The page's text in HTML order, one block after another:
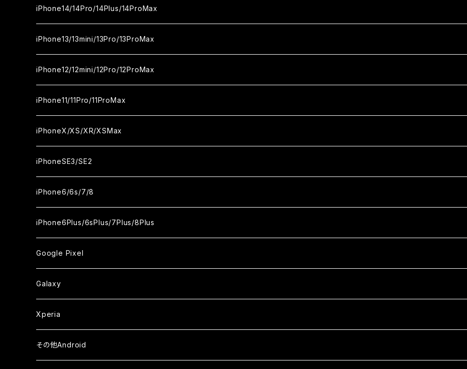
セラミックフィルム
カメラ用フィルム
ガラスフィルム
セラミックフィルム
iPhone16Pro
ガラスフィルム
セラミックフィルム
iPhone16Plus
ガラスフィルム
セラミックフィルム
iPhone16ProMax
ガラスフィルム
セラミックフィルム
iPhone15
ガラスフィルム
セラミックフィルム
iPhone15Pro
ガラスフィルム
セラミックフィルム
iPhone15Plus
ガラスフィルム
セラミックフィルム
iPhone15ProMax
ガラスフィルム
セラミックフィルム
iPhone14/14Pro/14Plus/14ProMax
iPhone14
ガラスフィルム
セラミックフィルム
iPhone14Pro
ガラスフィルム
セラミックフィルム
iPhone14Plus
ガラスフィルム
セラミックフィルム
iPhone14ProMax
ガラスフィルム
セラミックフィルム
iPhone13/13mini/13Pro/13ProMax
iPhone13/13Pro
ガラスフィルム
セラミックフィルム
iPhone13mini
ガラスフィルム
セラミックフィルム
iPhone13ProMax
ガラスフィルム
セラミックフィルム
iPhone12/12mini/12Pro/12ProMax
iPhone12/12Pro
ガラスフィルム
セラミックフィルム
iPhone12mini
ガラスフィルム
セラミックフィルム
iPhone12ProMax
ガラスフィルム
セラミックフィルム
iPhone11/11Pro/11ProMax
iPhone11
ガラスフィルム
セラミックフィルム
iPhone11Pro
ガラスフィルム
セラミックフィルム
iPhone11Pro Max
ガラスフィルム
セラミックフィルム
iPhoneX/XS/XR/XSMax
iPhoneX
ガラスフィルム
セラミックフィルム
iPhoneXS
ガラスフィルム
セラミックフィルム
iPhoneXR
ガラスフィルム
セラミックフィルム
iPhoneXSMax
ガラスフィルム
セラミックフィルム
iPhoneSE3/SE2
iPhoneSE3
ガラスフィルム
ケース
iPhoneSE2
ガラスフィルム
ケース
iPhone6/6s/7/8
iPhone8
ガラスフィルム
セラミックフィルム
iPhone7
ガラスフィルム
セラミックフィルム
iPhone6s
ガラスフィルム
ケース・カバー
iPhone6
ガラスフィルム
iPhone6Plus/6sPlus/7Plus/8Plus
iPhone6Plus
ガラスフィルム
ケース
iPhone6sPlus
ガラスフィルム
ケース
iPhone7Plus
ガラスフィルム
iPhone8Plus
Google Pixel
ガラスフィルム
セラミックフィルム
ケース
Galaxy
ガラスフィルム
セラミックフィルム
Xperia
ガラスフィルム
その他Android